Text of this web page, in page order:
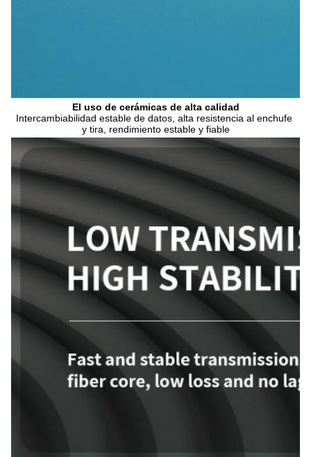
El uso de cerámicas de alta calidad
Intercambiabilidad estable de datos, alta resistencia al enchufe
y tira, rendimiento estable y fiable